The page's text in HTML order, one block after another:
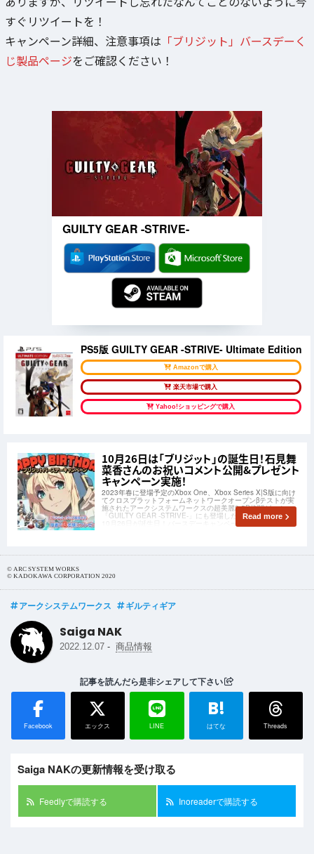
すぐリツイートを！
キャンペーン詳細、注意事項は 「ブリジット」バースデーく
じ製品ページをご確認ください！
GUILTY GEAR -STRIVE-
PS5版 GUILTY GEAR -STRIVE- Ultimate Edition
Amazonで購入
楽天市場で購入
Yahoo!ショッピングで購入
10月26日は「ブリジット」の誕生日！石見舞
菜香さんのお祝いコメント公開&プレゼント
キャンペーン実施！
2023年春に登場予定のXbox One、Xbox Series X|S版に向け
てクロスプラットフォームネットワークオープンβテストが実
施されたアークシステムワークスの超美麗2.5D格闘ゲーム
「GUILTY GEAR -STRIVE-」にも登場した「ブリジット」は
10月26日が誕生日！バースデーキャンペーン開催中です！
Read more
© ARC SYSTEM WORKS
© KADOKAWA CORPORATION 2020
アークシステムワークス ギルティギア
Saiga NAK
2022.12.07 - 商品情報
記事を読んだら是非シェアして下さい
Facebook エックス LINE
B!
はてな Threads
Saiga NAKの更新情報を受け取る
Feedlyで購読する Inoreaderで購読する